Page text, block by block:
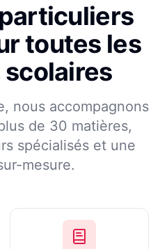
toutes les
nous accompagnons
de 30 matières,
spécialisés et une
mesure.